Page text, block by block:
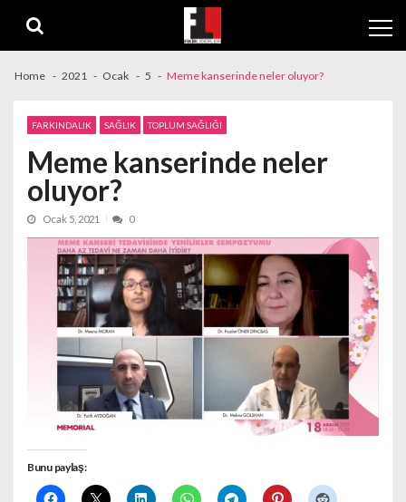
navigation
content
Home 2021 Ocak 5 Meme kanserinde neler oluyor?
FARKINDALIK SAĞLIK TOPLUM SAĞLIĞI
Meme kanserinde neler
oluyor?
Ocak 5, 2021 0
Bunu paylaş: